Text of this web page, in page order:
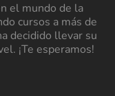
el mundo de la
cursos a más de
decidido llevar su
¡Te esperamos!